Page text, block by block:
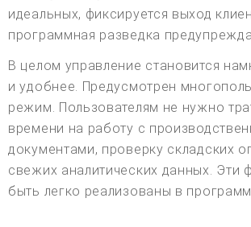
идеальных, фиксируется выход
программная разведка
В целом управление становится
и удобнее. Предусмотрен
режим. Пользователям не нужно
времени на работу с
документами, проверку складских
свежих аналитических данных. Эти
быть легко реализованы в